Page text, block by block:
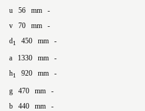
u 56 mm -
v 70 mm -
d1 450 mm -
a 1330 mm -
h1 920 mm -
g 470 mm -
b 440 mm -